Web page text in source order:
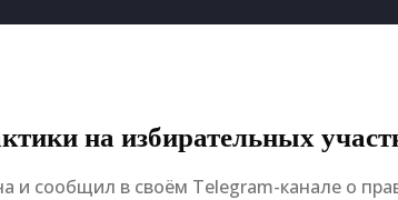
на избирательных
сообщил в своём Telegram-канале о